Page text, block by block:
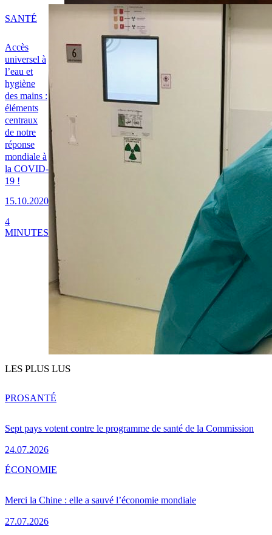
Accès
universel à
l’eau et
hygiène
des mains :
éléments
centraux
de notre
réponse
mondiale à
la COVID-
19 !
15.10.2020
SANTÉ
4
MINUTES
LES PLUS LUS
Sept pays votent contre le programme de santé de la Commission
24.07.2026
PROSANTÉ
Merci la Chine : elle a sauvé l’économie mondiale
27.07.2026
ÉCONOMIE